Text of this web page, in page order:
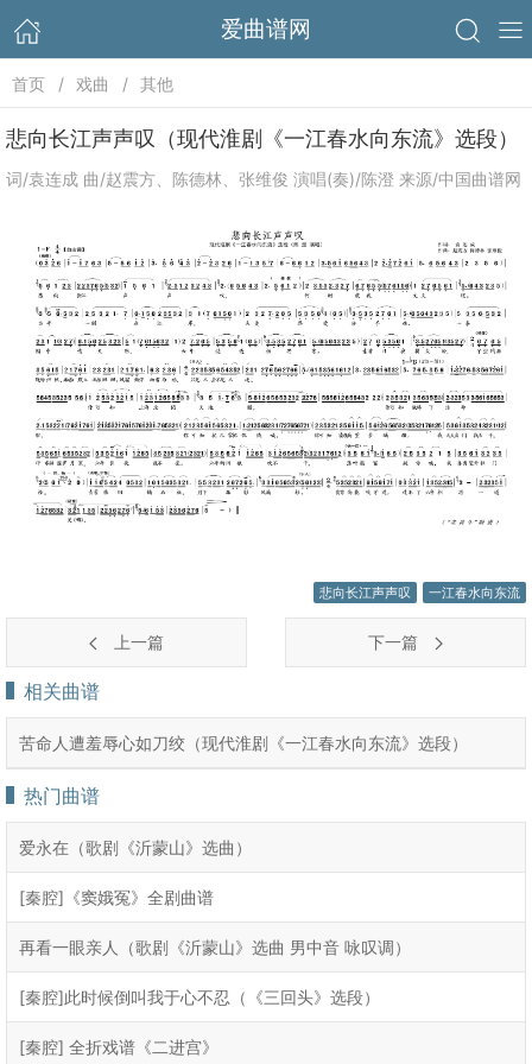
爱曲谱网
首页 戏曲 其他
悲向长江声声叹（现代淮剧《一江春水向东流》选段）
词/袁连成 曲/赵震方、陈德林、张维俊 演唱(奏)/陈澄 来源/中国曲谱网
悲向长江声声叹 一江春水向东流
上一篇 下一篇
相关曲谱
苦命人遭羞辱心如刀绞（现代淮剧《一江春水向东流》选段）
热门曲谱
爱永在（歌剧《沂蒙山》选曲）
[秦腔]《窦娥冤》全剧曲谱
再看一眼亲人（歌剧《沂蒙山》选曲 男中音 咏叹调）
[秦腔]此时候倒叫我于心不忍（《三回头》选段）
[秦腔] 全折戏谱《二进宫》